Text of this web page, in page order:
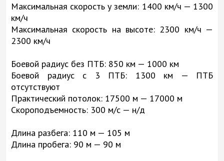
Максимальная скорость у земли: 1400 км/ч — 1300
км/ч
Максимальная скорость на высоте: 2300 км/ч —
2300 км/ч
Боевой радиус без ПТБ: 850 км — 1000 км
Боевой радиус с 3 ПТБ: 1300 км — ПТБ
отсутствуют
Практический потолок: 17500 м — 17000 м
Скороподъемность: 300 м/с — н/д
Длина разбега: 110 м — 105 м
Длина пробега: 90 м — 90 м